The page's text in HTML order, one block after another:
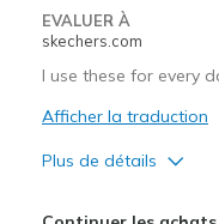
EVALUER À
skechers.com
I use these for every
Afficher la traduction
Plus de détails